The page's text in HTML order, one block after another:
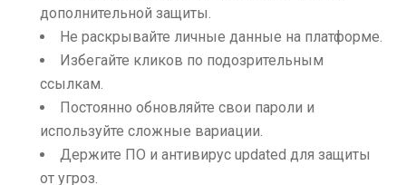
дополнительной защиты.
Не раскрывайте личные данные на платформе.
Избегайте кликов по подозрительным
ссылкам.
Постоянно обновляйте свои пароли и
используйте сложные вариации.
Держите ПО и антивирус updated для защиты
от угроз.